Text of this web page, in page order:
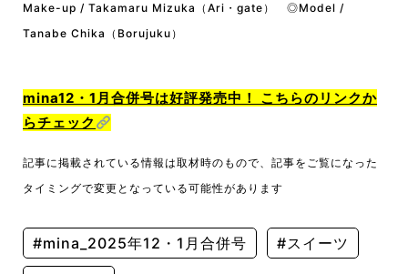
Make-up / Takamaru Mizuka（Ari・gate） ◎Model /
Tanabe Chika（Borujuku）
mina12・1月合併号は好評発売中！ こちらのリンクか
らチェック
記事に掲載されている情報は取材時のもので、記事をご覧になった
タイミングで変更となっている可能性があります
#mina_2025年12・1月合併号 #スイーツ